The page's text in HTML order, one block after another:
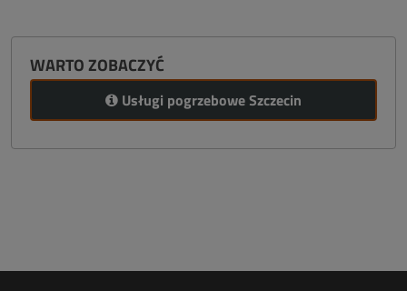
WARTO ZOBACZYĆ
Usługi pogrzebowe Szczecin